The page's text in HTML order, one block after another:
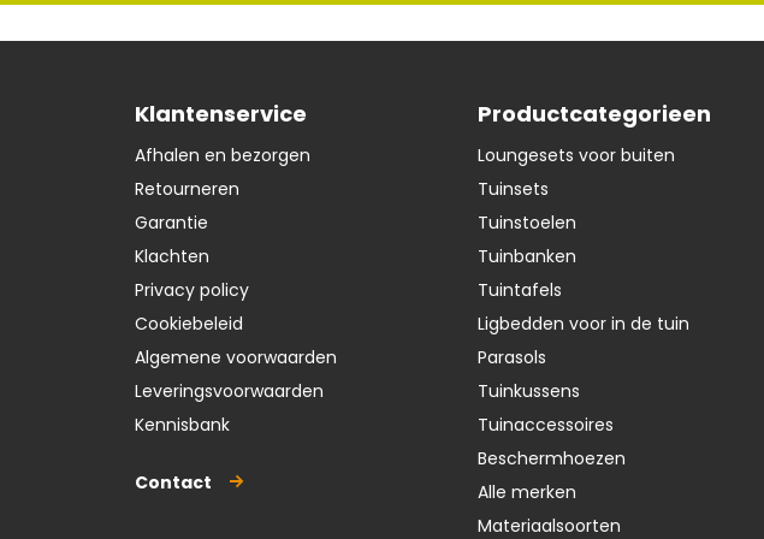
Klantenservice
Afhalen en bezorgen
Retourneren
Garantie
Klachten
Privacy policy
Cookiebeleid
Algemene voorwaarden
Leveringsvoorwaarden
Kennisbank
Contact
Productcategorieen
Loungesets voor buiten
Tuinsets
Tuinstoelen
Tuinbanken
Tuintafels
Ligbedden voor in de tuin
Parasols
Tuinkussens
Tuinaccessoires
Beschermhoezen
Alle merken
Materiaalsoorten